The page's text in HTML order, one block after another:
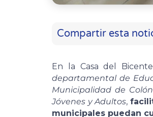
Compartir esta
En la Casa del
departamental de
Municipalidad de Colón
Jóvenes y Adultos,
municipales puedan